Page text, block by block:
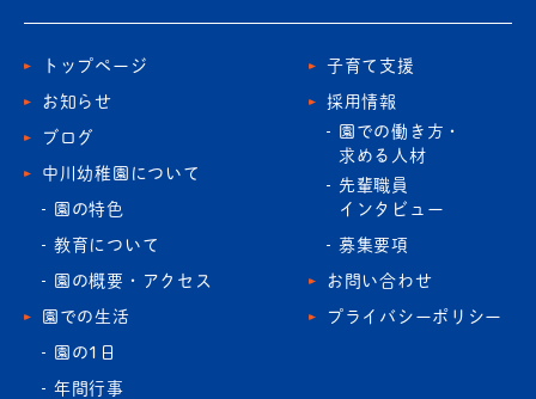
トップページ
お知らせ
ブログ
中川幼稚園について
園の特色
教育について
園の概要・アクセス
園での生活
園の1日
年間行事
子育て支援
採用情報
園での働き方・
求める人材
先輩職員
インタビュー
募集要項
お問い合わせ
プライバシーポリシー